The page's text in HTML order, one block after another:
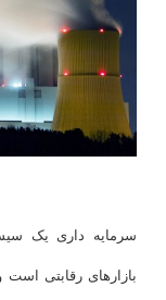
سرمایه داری یک
بازارهای رقابتی